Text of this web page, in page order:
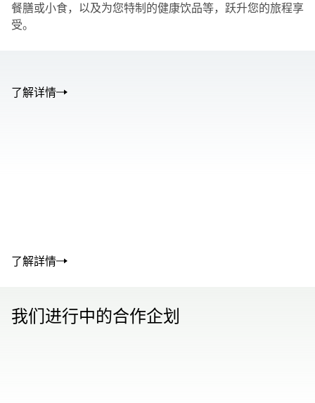
餐膳或小食，以及为您特制的健康饮品等，跃升您的旅程享
受。
了解详情
了解詳情
我们进行中的合作企划